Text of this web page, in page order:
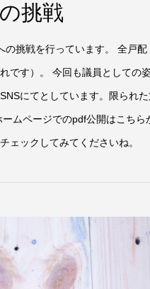
挑戦
の挑戦を行っています。 全戸配
です）。 今回も議員としての
にてとしています。限られ
ムページでのpdf公開はこちら
ェックしてみてくださいね。